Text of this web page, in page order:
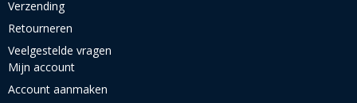
Verzending
Retourneren
Veelgestelde vragen
Mijn account
Account aanmaken